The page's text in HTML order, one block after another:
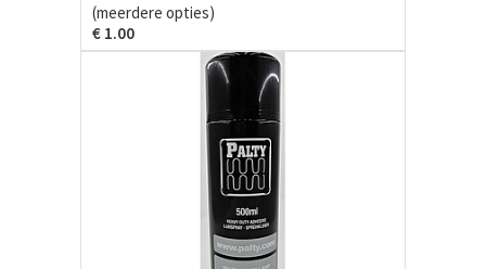
(meerdere opties)
€ 1.00